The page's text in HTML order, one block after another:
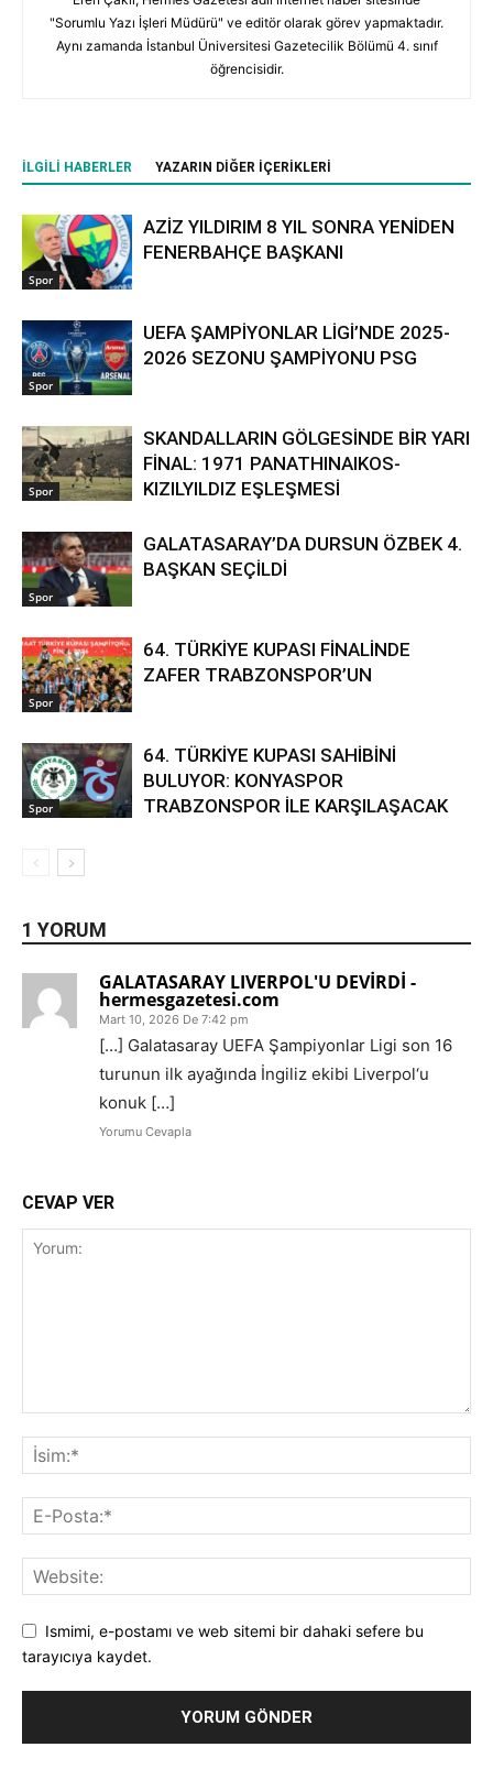
"Sorumlu Yazı İşleri Müdürü" ve editör olarak görev yapmaktadır.
Aynı zamanda İstanbul Üniversitesi Gazetecilik Bölümü 4. sınıf
öğrencisidir.
İLGILI HABERLER YAZARIN DIĞER İÇERIKLERI
Spor
AZİZ YILDIRIM 8 YIL SONRA YENİDEN
FENERBAHÇE BAŞKANI
Spor
UEFA ŞAMPİYONLAR LİGİ’NDE 2025-
2026 SEZONU ŞAMPİYONU PSG
Spor
SKANDALLARIN GÖLGESİNDE BİR YARI
FİNAL: 1971 PANATHINAIKOS-
KIZILYILDIZ EŞLEŞMESİ
Spor
GALATASARAY’DA DURSUN ÖZBEK 4.
BAŞKAN SEÇİLDİ
Spor
64. TÜRKİYE KUPASI FİNALİNDE
ZAFER TRABZONSPOR’UN
Spor
64. TÜRKİYE KUPASI SAHİBİNİ
BULUYOR: KONYASPOR
TRABZONSPOR İLE KARŞILAŞACAK
1 YORUM
GALATASARAY LIVERPOL'U DEVİRDİ -
hermesgazetesi.com
Mart 10, 2026 De 7:42 pm
[…] Galatasaray UEFA Şampiyonlar Ligi son 16
turunun ilk ayağında İngiliz ekibi Liverpol‘u
konuk […]
Yorumu Cevapla
CEVAP VER
Ismimi, e-postamı ve web sitemi bir dahaki sefere bu
tarayıcıya kaydet.